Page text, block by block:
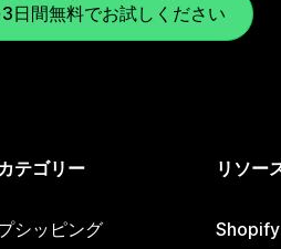
日間無料でお試しください
テゴリー
シッピング
リソー
Shopify